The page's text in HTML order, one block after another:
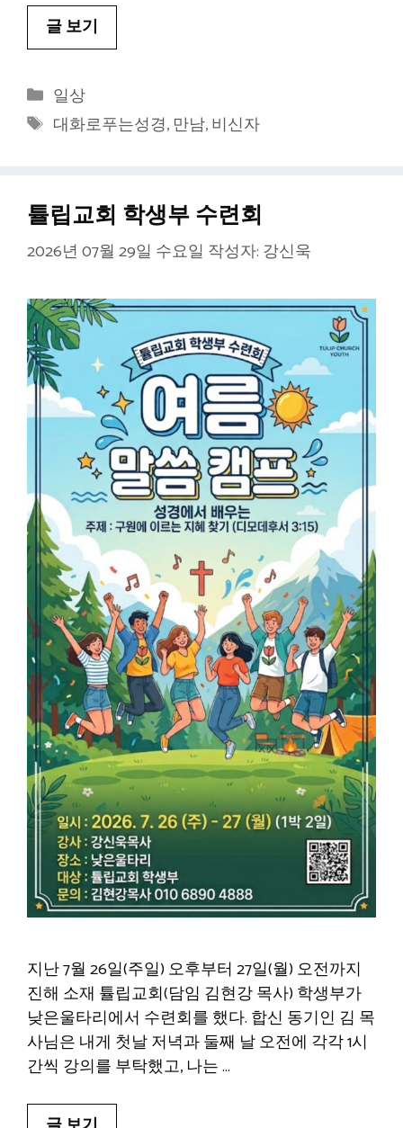
글 보기
카
테
고
일상
태
대화로푸는성경, 만남,비신자
튤립교회 학생부 수련회
2026년 07월 29일 수요일 작성자: 강신욱
지난 7월 26일(주일) 오후부터 27일(월) 오전까지
진해 소재 튤립교회(담임 김현강 목사) 학생부가
낮은울타리에서 수련회를 했다. 합신 동기인 김 목
사님은 내게 첫날 저녁과 둘째 날 오전에 각각 1시
간씩 강의를 부탁했고, 나는 …